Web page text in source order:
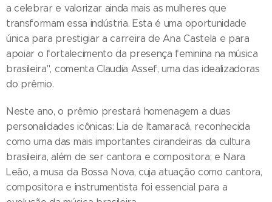
a celebrar e valorizar ainda mais as mulheres que
transformam essa indústria. Esta é uma oportunidade
única para prestigiar a carreira de Ana Castela e para
apoiar o fortalecimento da presença feminina na música
brasileira", comenta Claudia Assef, uma das idealizadoras
do prêmio.
Neste ano, o prêmio prestará homenagem a duas
personalidades icônicas: Lia de Itamaracá, reconhecida
como uma das mais importantes cirandeiras da cultura
brasileira, além de ser cantora e compositora; e Nara
Leão, a musa da Bossa Nova, cuja atuação como cantora,
compositora e instrumentista foi essencial para a